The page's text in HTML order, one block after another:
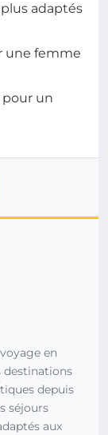
adaptés
une femme
un
en
destinations
depuis
séjours
aux